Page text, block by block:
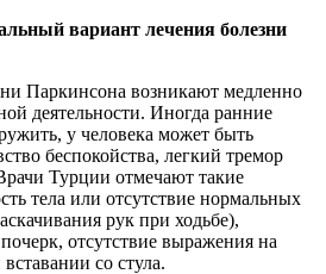
вариант лечения болезни
Паркинсона возникают медленно
деятельности. Иногда ранние
у человека может быть
беспокойства, легкий тремор
Турции отмечают такие
тела или отсутствие нормальных
рук при ходьбе),
отсутствие выражения на
со стула.